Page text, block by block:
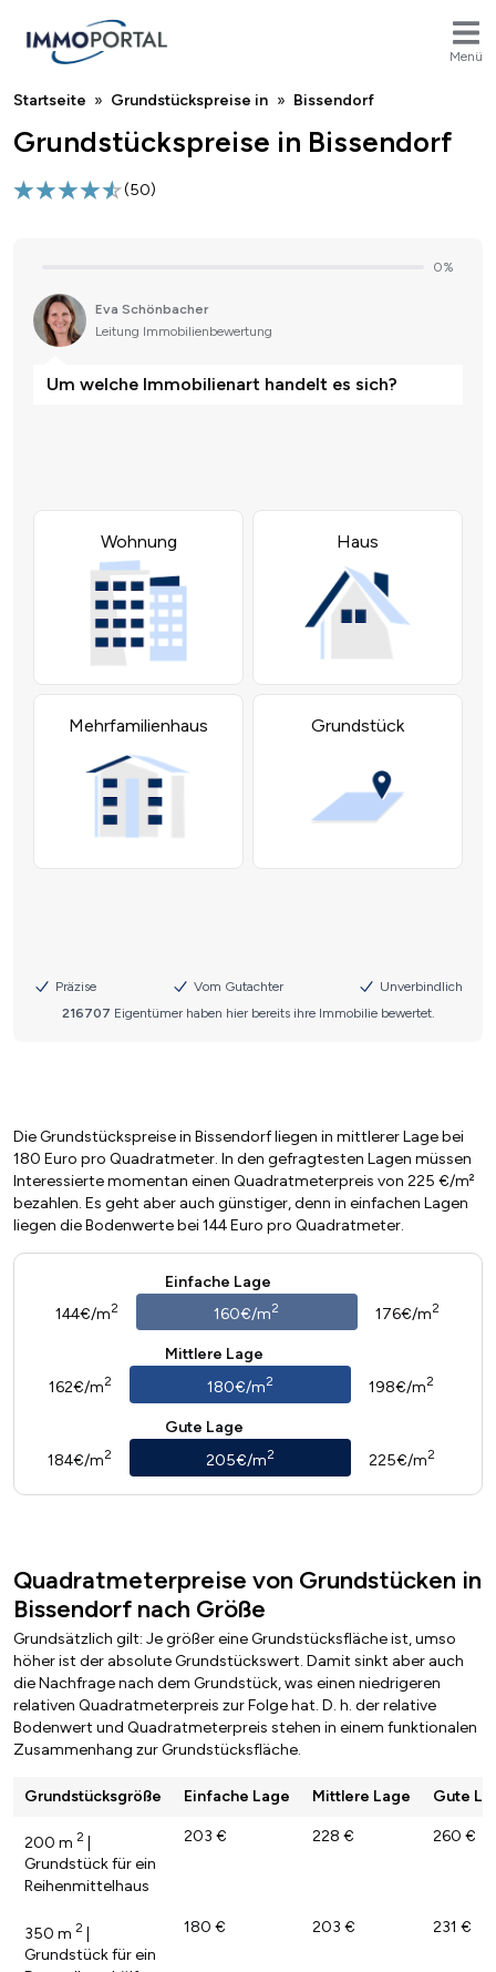
Menü
Breadcrumb
Startseite Grundstückspreise in Bissendorf
Grundstückspreise in Bissendorf
(50)
Die Grundstückspreise in Bissendorf liegen in mittlerer Lage bei
180 Euro pro Quadratmeter. In den gefragtesten Lagen müssen
Interessierte momentan einen Quadratmeterpreis von 225 €/m²
bezahlen. Es geht aber auch günstiger, denn in einfachen Lagen
liegen die Bodenwerte bei 144 Euro pro Quadratmeter.
Einfache Lage
144€/m2 160€/m2 176€/m2
Mittlere Lage
162€/m2 180€/m2 198€/m2
Gute Lage
184€/m2 205€/m2 225€/m2
Quadratmeterpreise von Grundstücken in
Bissendorf nach Größe
Grundsätzlich gilt: Je größer eine Grundstücksfläche ist, umso
höher ist der absolute Grundstückswert. Damit sinkt aber auch
die Nachfrage nach dem Grundstück, was einen niedrigeren
relativen Quadratmeterpreis zur Folge hat. D. h. der relative
Bodenwert und Quadratmeterpreis stehen in einem funktionalen
Zusammenhang zur Grundstücksfläche.
Grundstücksgröße Einfache Lage Mittlere Lage Gute
200 m 2 |
Grundstück für ein
Reihenmittelhaus
203 € 228 € 260 €
350 m 2 |
Grundstück für ein
180 € 203 € 231 €